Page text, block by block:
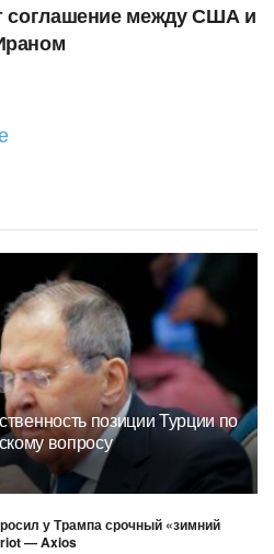
соглашение между США и
позиции Турции по
вопросу
у Трампа срочный «зимний
— Axios